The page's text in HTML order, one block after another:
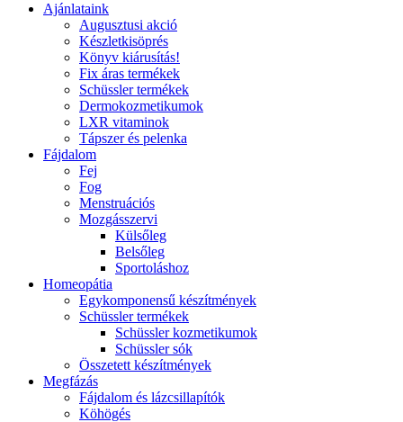
Ajánlataink
Augusztusi akció
Készletkisöprés
Könyv kiárusítás!
Fix áras termékek
Schüssler termékek
Dermokozmetikumok
LXR vitaminok
Tápszer és pelenka
Fájdalom
Fej
Fog
Menstruációs
Mozgásszervi
Külsőleg
Belsőleg
Sportoláshoz
Homeopátia
Egykomponensű készítmények
Schüssler termékek
Schüssler kozmetikumok
Schüssler sók
Összetett készítmények
Megfázás
Fájdalom és lázcsillapítók
Köhögés